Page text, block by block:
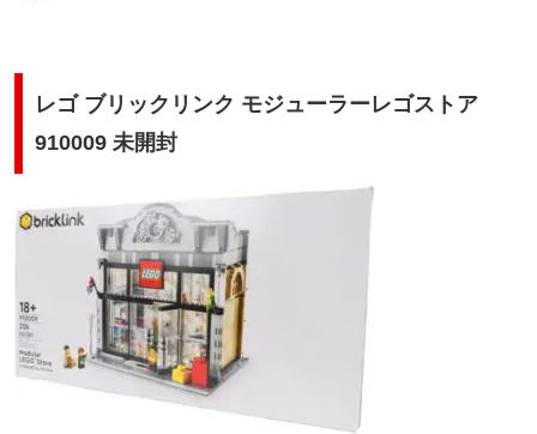
レゴ ブリックリンク モジューラーレゴストア
910009 未開封